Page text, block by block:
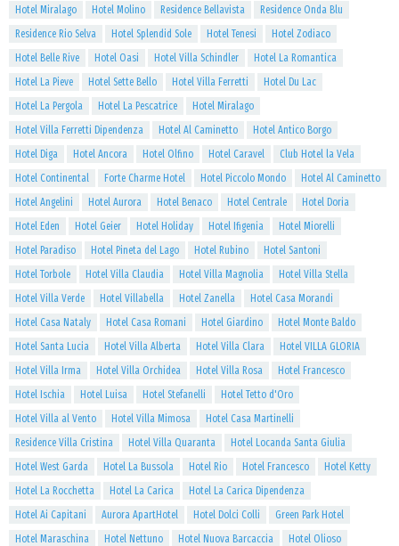
Hotel Miralago
Hotel Molino Residence Bellavista
Residence Onda Blu
Residence Rio Selva
Hotel Splendid Sole Hotel Tenesi
Hotel Zodiaco
Hotel Belle Rive
Hotel Oasi Hotel Villa Schindler
Hotel La Romantica
Hotel La Pieve
Hotel Sette Bello Hotel Villa Ferretti
Hotel Du Lac
Hotel La Pergola
Hotel La Pescatrice
Hotel Miralago
Hotel Villa Ferretti Dipendenza
Hotel Al Caminetto
Hotel Antico Borgo
Hotel Diga
Hotel Ancora Hotel Olfino Hotel Caravel
Club Hotel la Vela
Hotel Continental
Forte Charme Hotel Hotel Piccolo Mondo
Hotel Al Caminetto
Hotel Angelini
Hotel Aurora Hotel Benaco Hotel Centrale
Hotel Doria
Hotel Eden
Hotel Geier Hotel Holiday Hotel Ifigenia
Hotel Miorelli
Hotel Paradiso
Hotel Pineta del Lago Hotel Rubino
Hotel Santoni
Hotel Torbole
Hotel Villa Claudia Hotel Villa Magnolia
Hotel Villa Stella
Hotel Villa Verde
Hotel Villabella Hotel Zanella
Hotel Casa Morandi
Hotel Casa Nataly
Hotel Casa Romani Hotel Giardino
Hotel Monte Baldo
Hotel Santa Lucia
Hotel Villa Alberta Hotel Villa Clara
Hotel VILLA GLORIA
Hotel Villa Irma
Hotel Villa Orchidea Hotel Villa Rosa
Hotel Francesco
Hotel Ischia
Hotel Luisa Hotel Stefanelli
Hotel Tetto d'Oro
Hotel Villa al Vento
Hotel Villa Mimosa
Hotel Casa Martinelli
Residence Villa Cristina
Hotel Villa Quaranta
Hotel Locanda Santa Giulia
Hotel West Garda
Hotel La Bussola Hotel Rio Hotel Francesco
Hotel Ketty
Hotel La Rocchetta
Hotel La Carica
Hotel La Carica Dipendenza
Hotel Ai Capitani
Aurora ApartHotel Hotel Dolci Colli
Green Park Hotel
Hotel Maraschina
Hotel Nettuno Hotel Nuova Barcaccia
Hotel Olioso